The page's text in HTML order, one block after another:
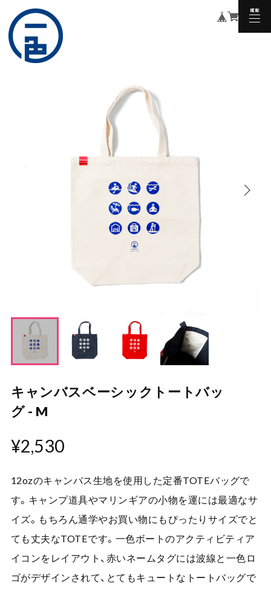
MENU
CLOSE
キャンバスベーシックトートバッ
グ - M
¥2,530
12ozのキャンバス生地を使用した定番TOTEバッグで
す。キャンプ道具やマリンギアの小物を運には最適なサ
イズ。もちろん通学やお買い物にもぴったりサイズでと
ても丈夫なTOTEです。一色ボートのアクティビティア
イコンをレイアウト、赤いネームタグには波線と一色ロ
ゴがデザインされて、とてもキュートなトートバッグで